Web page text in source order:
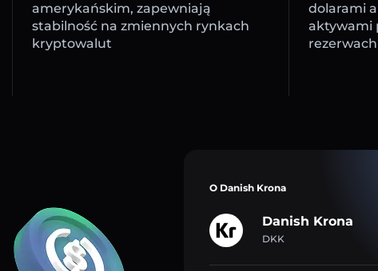
amerykańskim, zapewniają
stabilność na zmiennych rynkach
kryptowalut
dolarami
aktywami
rezerwach
O Danish Krona
Danish Krona
DKK